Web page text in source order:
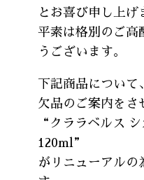
とお喜び申し上げ
平素は格別のご高
うございます。
下記商品について
欠品のご案内をさ
“クララベルス
120ml”
がリニューアルの